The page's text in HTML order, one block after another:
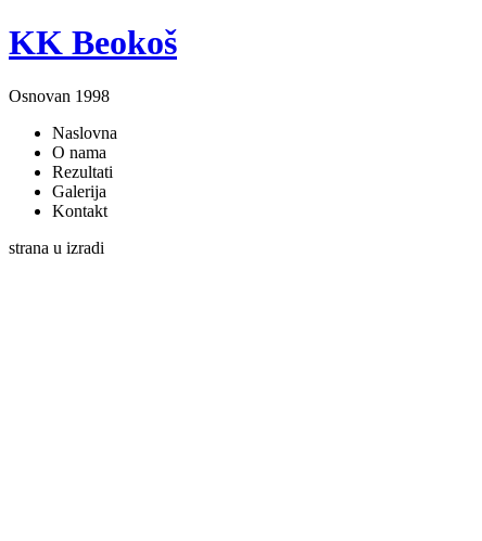
KK Beokoš
Osnovan 1998
Naslovna
O nama
Rezultati
Galerija
Kontakt
strana u izradi